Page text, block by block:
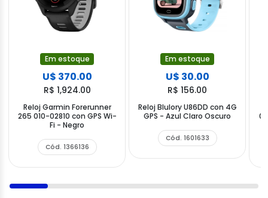
Em estoque
U$ 370.00
R$ 1,924.00
Reloj Garmin Forerunner
265 010-02810 con GPS Wi-
Fi - Negro
Cód. 1366136
Em estoque
U$ 30.00
R$ 156.00
Reloj Blulory U86DD con 4G
GPS - Azul Claro Oscuro
Cód. 1601633